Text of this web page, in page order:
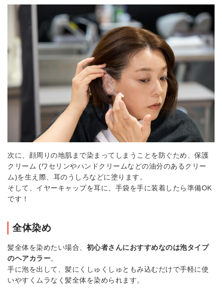
次に、顔周りの地肌まで染まってしまうことを防ぐため、保護
クリーム (ワセリンやハンドクリームなどの油分のあるクリー
ム)を生え際、耳のうしろなどに塗ります。
そして、イヤーキャップを耳に、手袋を手に装着したら準備OK
です！
全体染め
髪全体を染めたい場合、 初心者さんにおすすめなのは泡タイプ
のヘアカラー。
手に泡を出して、髪にくしゅくしゅともみ込むだけで手軽に使
いやすくムラなく髪全体を染められます。